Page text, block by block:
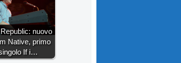
nuovo
Native, primo
If i…